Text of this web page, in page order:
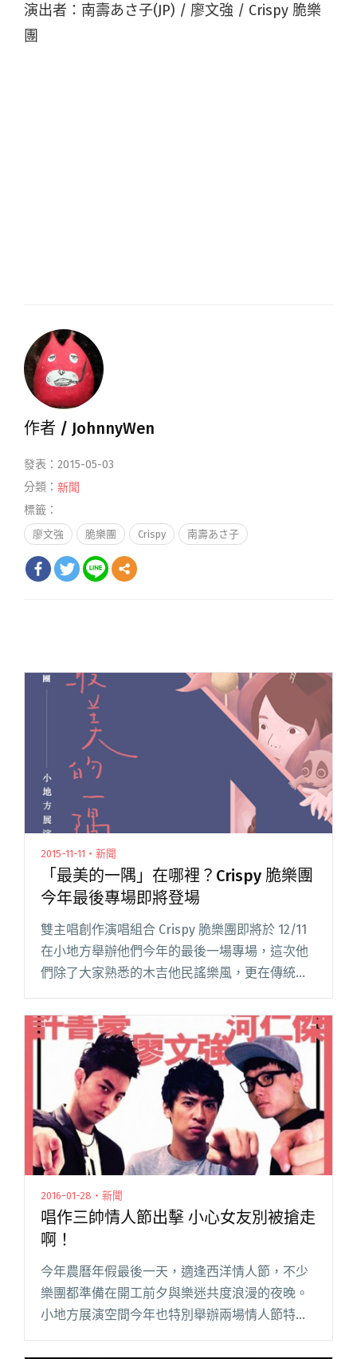
演出者：南壽あさ子(JP) / 廖文強 / Crispy 脆樂
團
作者 / JohnnyWen
發表：2015-05-03
分類： 新聞
標籤：
廖文強 脆樂團 Crispy 南壽あさ子
2015-11-11・新聞
「最美的一隅」在哪裡？Crispy 脆樂團
今年最後專場即將登場
雙主唱創作演唱組合 Crispy 脆樂團即將於 12/11
在小地方舉辦他們今年的最後一場專場，這次他
們除了大家熟悉的木吉他民謠樂風，更在傳統編
貌一步一步挑戰音樂與自己的極限。新歌、新樂
器、新編制、閱讀全文 "「最美的一隅」在哪
裡？Crispy 脆樂團今年最後專場即將登場"
2016-01-28・新聞
唱作三帥情人節出擊 小心女友別被搶走
啊！
今年農曆年假最後一天，適逢西洋情人節，不少
樂團都準備在開工前夕與樂迷共度浪漫的夜晚。
小地方展演空間今年也特別舉辦兩場情人節特別
企劃，2/13「情人節是什麼、能吃嗎？」力邀世